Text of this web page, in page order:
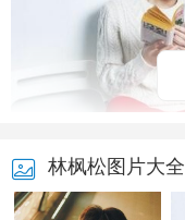
林枫松图片大全